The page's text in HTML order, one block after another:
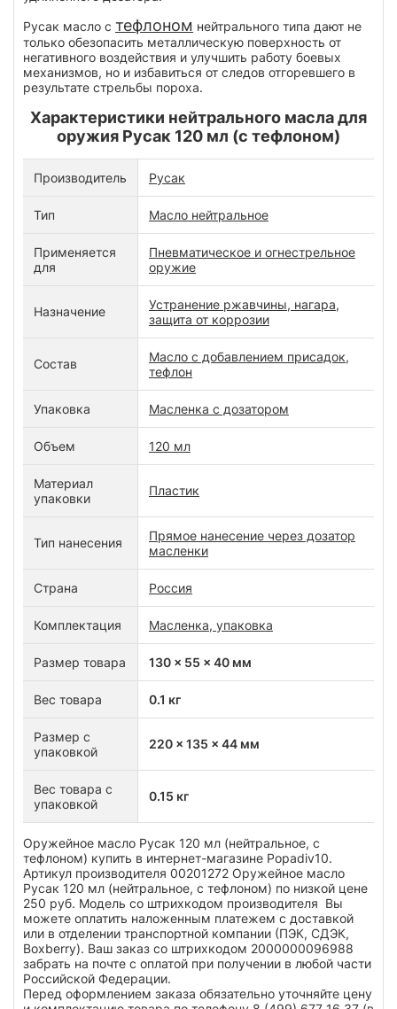
Русак масло с тефлоном нейтрального типа дают не
только обезопасить металлическую поверхность от
негативного воздействия и улучшить работу боевых
механизмов, но и избавиться от следов отгоревшего в
результате стрельбы пороха.
Характеристики нейтрального масла для
оружия Русак 120 мл (с тефлоном)
Производитель Русак
Тип Масло нейтральное
Применяется
для
Пневматическое и огнестрельное
оружие
Назначение
Устранение ржавчины, нагара,
защита от коррозии
Состав
Масло с добавлением присадок,
тефлон
Упаковка Масленка с дозатором
Объем 120 мл
Материал
упаковки
Пластик
Тип нанесения
Прямое нанесение через дозатор
масленки
Страна Россия
Комплектация Масленка, упаковка
Размер товара 130 x 55 x 40 мм
Вес товара 0.1 кг
Размер с
упаковкой
220 x 135 x 44 мм
Вес товара с
упаковкой
0.15 кг
Оружейное масло Русак 120 мл (нейтральное, с
тефлоном) купить в интернет-магазине Popadiv10.
Артикул производителя 00201272 Оружейное масло
Русак 120 мл (нейтральное, с тефлоном) по низкой цене
250 руб. Модель со штрихкодом производителя Вы
можете оплатить наложенным платежем с доставкой
или в отделении транспортной компании (ПЭК, СДЭК,
Boxberry). Ваш заказ со штрихкодом 2000000096988
забрать на почте с оплатой при получении в любой части
Российской Федерации.
Перед оформлением заказа обязательно уточняйте цену